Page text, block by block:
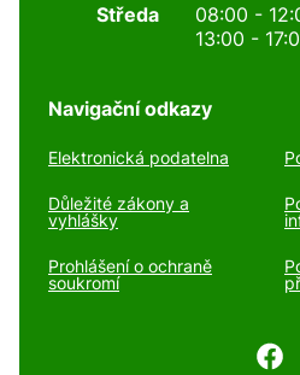
Středa
08:00 -
13:00 -
Navigační odkazy
Elektronická podatelna
Důležité zákony a
vyhlášky
Prohlášení o ochraně
soukromí